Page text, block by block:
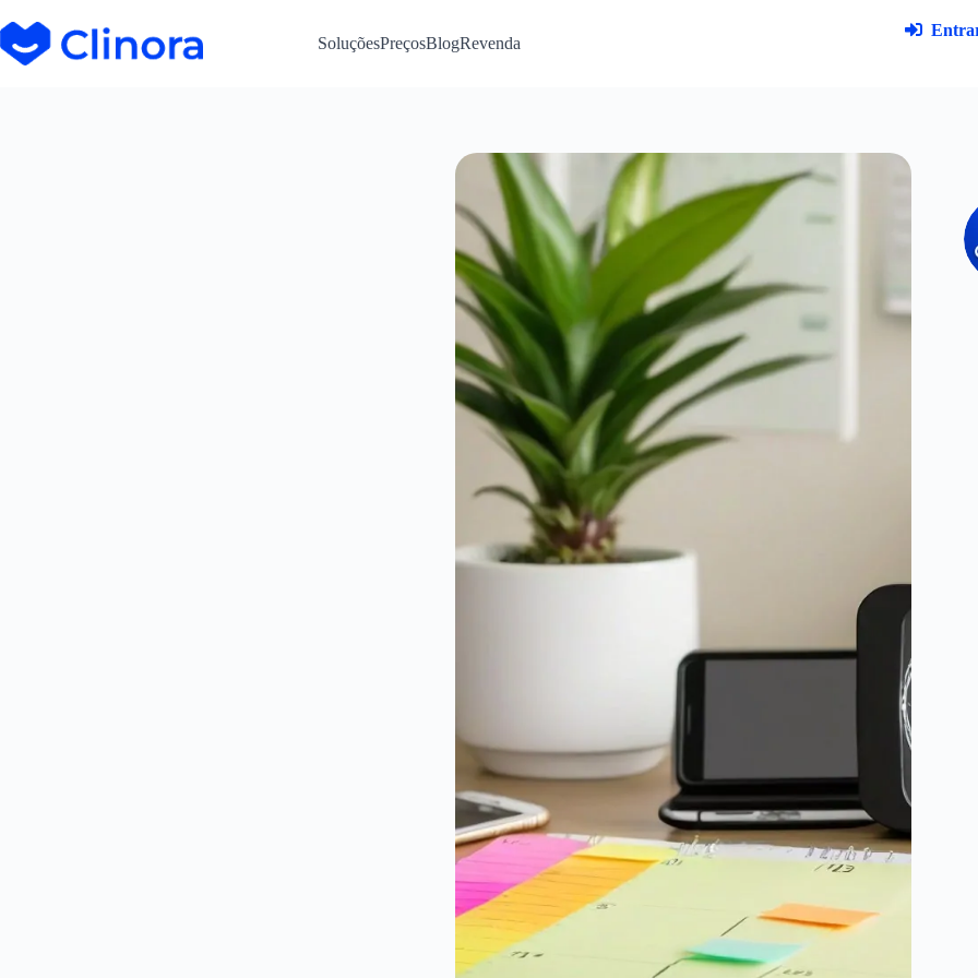
SoluçõesPreçosBlogRevenda